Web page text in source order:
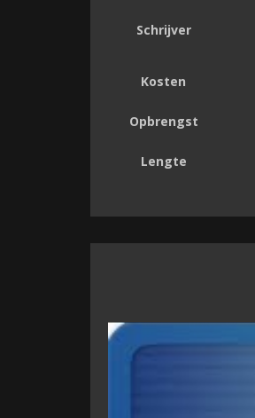
Schrijver
Kosten
Opbrengst
Lengte